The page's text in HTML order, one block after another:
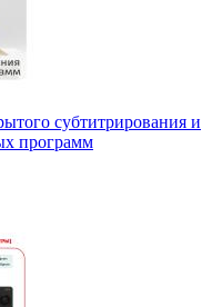
субтитрирования и
программ